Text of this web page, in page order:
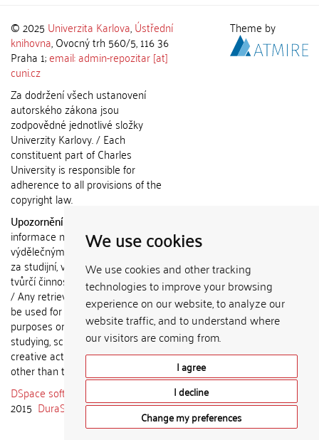
We use cookies
We use cookies and other tracking
technologies to improve your browsing
experience on our website, to analyze our
website traffic, and to understand where
our visitors are coming from.
I agree
I decline
Change my preferences
© 2025 Univerzita Karlova,Ústřední
knihovna, Ovocný trh 560/5, 116 36
Praha 1;email: admin-repozitar [at]
cuni.cz
Za dodržení všech ustanovení
autorského zákona jsou
zodpovědné jednotlivé složky
Univerzity Karlovy. / Each
constituent part of Charles
University is responsible for
adherence to all provisions of the
copyright law.
Upozornění / Notice:
informace nemohou být použity k
výdělečným účelům nebo vydávány
za studijní, vědeckou nebo jinou
tvůrčí činnost jiné osoby než autora.
/ Any retrieved information shall not
be used for any commercial
purposes or claimed as results of
studying, scientific or any other
creative activities of any person
other than the author.
DSpace software
2015 DuraSpace
Theme by